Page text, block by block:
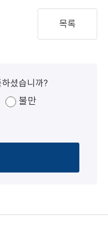
목록
셨습니까?
불만